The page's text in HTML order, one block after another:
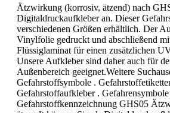
Ätzwirkung (korrosiv, ätzend) nach
Digitaldruckaufkleber an. Dieser
verschiedenen Größen erhältlich. Der
Vinylfolie gedruckt und abschließend
Flüssiglaminat für einen zusätzlichen
Unsere Aufkleber sind daher auch für
Außenbereich geeignet.Weitere
Gefahrstoffsymbole .
Gefahrstoffaufkleber .
Gefahrstoffkennzeichnung GHS05